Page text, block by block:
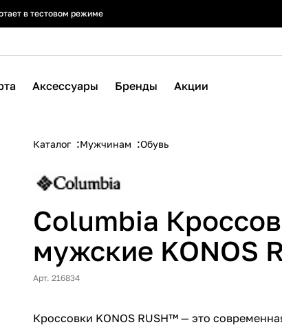
в тестовом режиме
в тестовом режиме
в тестовом режиме
Аксессуары Бренды Акции
Каталог Мужчинам Обувь
Columbia
мужские KONOS
Арт. 216834
Кроссовки KONOS RUSH™ — это